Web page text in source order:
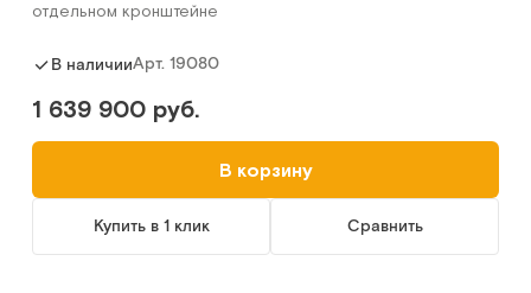
отдельном кронштейне
В наличииАрт. 19080
1 639 900 руб.
В корзину
Купить в 1 клик Сравнить